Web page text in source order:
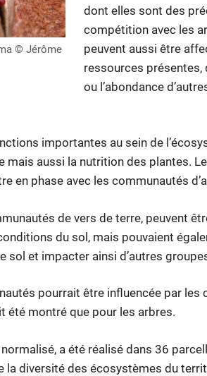
© Jérôme
dont elles sont des
compétition avec les
peuvent aussi être
ressources
ou l’abondance
importantes au sein de
mais aussi la nutrition des plantes.
en phase avec les communautés
de vers de terre, peuvent
du sol, mais pouvaient
sol et impacter ainsi d’autres
pourrait être influencée par les
été montré que pour les arbres.
a été réalisé dans 36
diversité des écosystèmes du